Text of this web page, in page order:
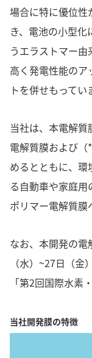
場合に特に優位性
き、電池の小型
うエラストマー
高く発電性能の
トを併せもってい
当社は、本電解
電解質膜および（
めるとともに、
る自動車や家庭
ポリマー電解質膜
なお、本開発の電
（水）~27日（
「第2回国際水素
当社開発膜の特徴